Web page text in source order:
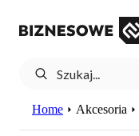
Home Akcesoria